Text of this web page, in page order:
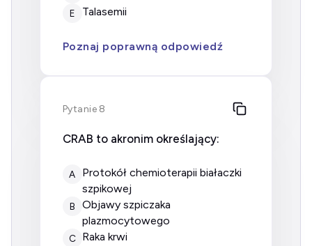
E Talasemii
Poznaj poprawną odpowiedź
Pytanie 8
CRAB to akronim określający:
A
protokół chemioterapii białaczki
szpikowej
B
objawy szpiczaka
plazmocytowego
C raka krwi